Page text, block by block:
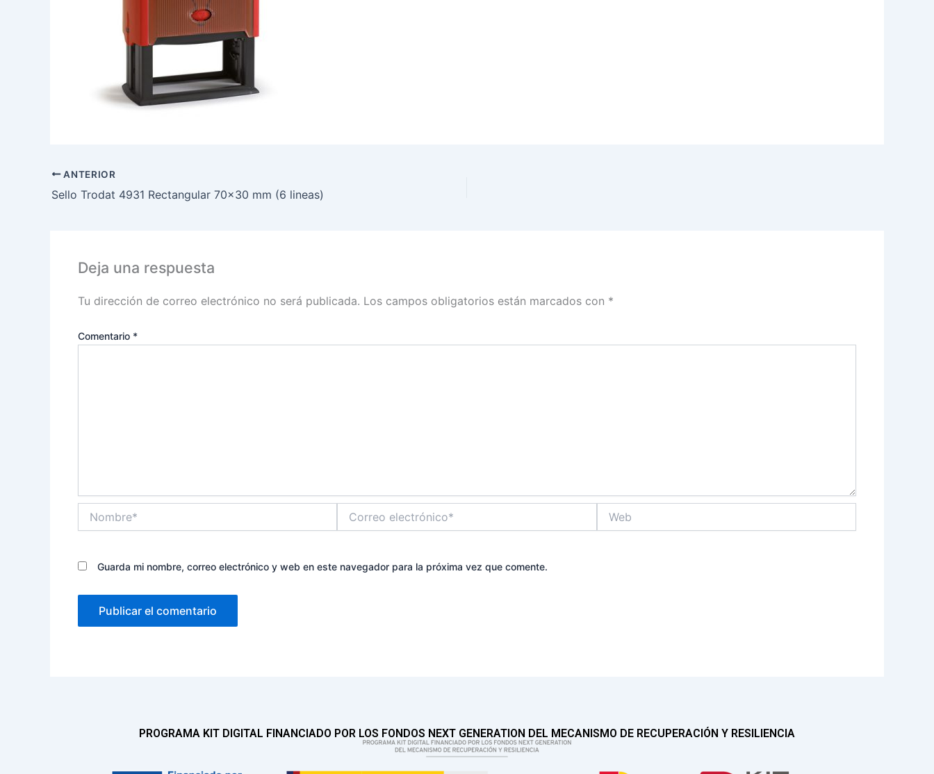
ANTERIOR
Sello Trodat 4931 Rectangular 70×30 mm (6 lineas)
Deja una respuesta
Tu dirección de correo electrónico no será publicada. Los campos obligatorios están marcados con *
Comentario *
electrónico*
Guarda mi nombre, correo electrónico y web en este navegador para la próxima vez que comente.
PROGRAMA KIT DIGITAL FINANCIADO POR LOS FONDOS NEXT GENERATION DEL MECANISMO DE RECUPERACIÓN Y RESILIENCIA